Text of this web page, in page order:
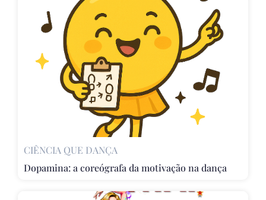
CIÊNCIA QUE DANÇA
Dopamina: a coreógrafa da motivação na dança